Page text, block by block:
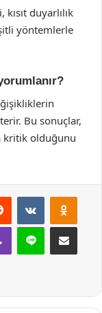
duyarlılık
yöntemlerle
Bu sonuçlar,
kritik olduğunu
Reddit VKontakte
Viber Line E-Posta ile